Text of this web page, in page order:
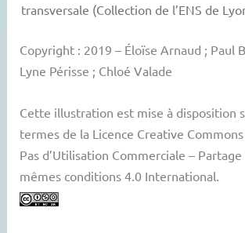
transversale (Collection de l’ENS de
Copyright : 2019 – Éloïse Arnaud ; Paul
Lyne Périsse ; Chloé Valade
Cette illustration est mise à disposition
termes de la Licence Creative
Pas d’Utilisation Commerciale – Partage
mêmes conditions 4.0 International.